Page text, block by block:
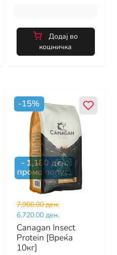
Додај во
кошничка
-15%
- 1,180ден.
промо попуст
7,900.00 ден.
6,720.00 ден.
Canagan Insect
Protein [Вреќа
10кг]